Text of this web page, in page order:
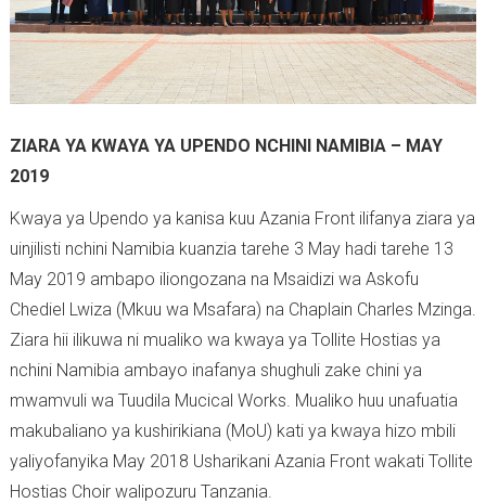
ZIARA YA KWAYA YA UPENDO NCHINI NAMIBIA – MAY
2019
Kwaya ya Upendo ya kanisa kuu Azania Front ilifanya ziara ya
uinjilisti nchini Namibia kuanzia tarehe 3 May hadi tarehe 13
May 2019 ambapo iliongozana na Msaidizi wa Askofu
Chediel Lwiza (Mkuu wa Msafara) na Chaplain Charles Mzinga.
Ziara hii ilikuwa ni mualiko wa kwaya ya Tollite Hostias ya
nchini Namibia ambayo inafanya shughuli zake chini ya
mwamvuli wa Tuudila Mucical Works. Mualiko huu unafuatia
makubaliano ya kushirikiana (MoU) kati ya kwaya hizo mbili
yaliyofanyika May 2018 Usharikani Azania Front wakati Tollite
Hostias Choir walipozuru Tanzania.